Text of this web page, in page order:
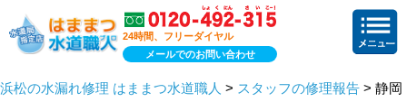
24時間、フリーダイヤル
メールでのお問い合わせ
浜松の水漏れ修理 はままつ水道職人 > スタッフの修理報告 > 静岡